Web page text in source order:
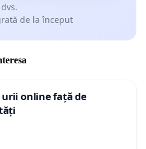
de la început
online față de